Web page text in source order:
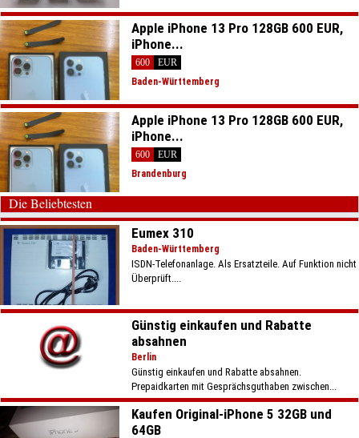
Apple iPhone 13 Pro 128GB 600 EUR,
iPhone...
600
EUR
Baden-Württemberg
Apple iPhone 13 Pro 128GB 600 EUR,
iPhone...
600
EUR
Brandenburg
Die Beliebtesten
Eumex 310
Baden-Württemberg
ISDN-Telefonanlage. Als Ersatzteile. Auf Funktion nicht
Überprüft....
Günstig einkaufen und Rabatte
absahnen
Berlin
Günstig einkaufen und Rabatte absahnen.
Prepaidkarten mit Gesprächsguthaben zwischen...
Kaufen Original-iPhone 5 32GB und
64GB